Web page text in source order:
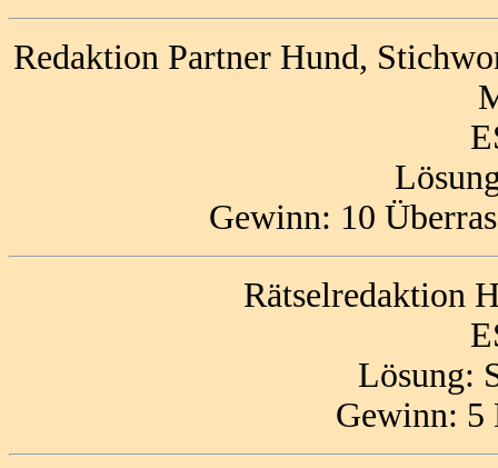
Redaktion Partner Hund,
Gewinn: 10
Rätselredaktion
Lösung:
Gewinn: 5